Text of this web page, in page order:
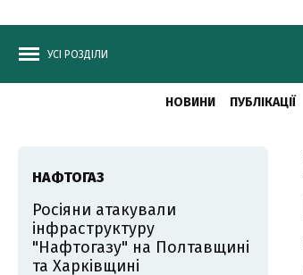
УСІ РОЗДІЛИ
НОВИНИ ПУБЛІКАЦІЇ
НАФТОГАЗ
Росіяни атакували
інфраструктуру
"Нафтогазу" на Полтавщині
та Харківщині